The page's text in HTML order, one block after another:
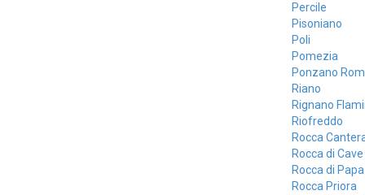
Percile
Pisoniano
Poli
Pomezia
Ponzano
Riano
Rignano
Riofreddo
Rocca
Rocca di Cave
Rocca di Papa
Rocca Priora